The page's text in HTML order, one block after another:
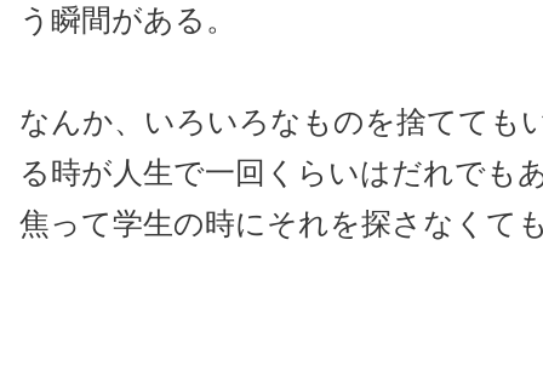
う瞬間がある。
なんか、いろいろなものを捨てても
る時が人生で一回くらいはだれでも
焦って学生の時にそれを探さなくて